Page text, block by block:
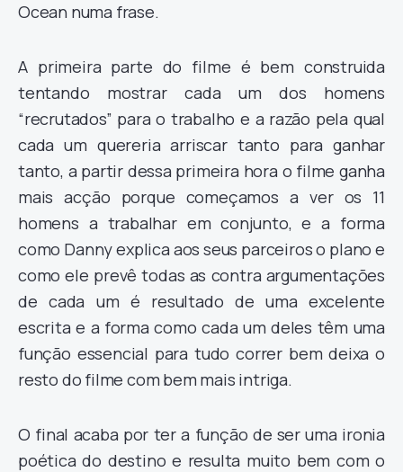
Ocean numa frase.
A primeira parte do filme é bem construida
tentando mostrar cada um dos homens
“recrutados” para o trabalho e a razão pela qual
cada um quereria arriscar tanto para ganhar
tanto, a partir dessa primeira hora o filme ganha
mais acção porque começamos a ver os 11
homens a trabalhar em conjunto, e a forma
como Danny explica aos seus parceiros o plano e
como ele prevê todas as contra argumentações
de cada um é resultado de uma excelente
escrita e a forma como cada um deles têm uma
função essencial para tudo correr bem deixa o
resto do filme com bem mais intriga.
O final acaba por ter a função de ser uma ironia
poética do destino e resulta muito bem com o